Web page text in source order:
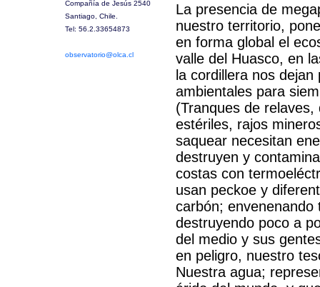
La presencia de
nuestro territorio,
en forma global el
valle del Huasco, en
la cordillera nos dejan
ambientales para
(Tranques de relaves,
estériles, rajos
saquear necesitan
destruyen y
costas con
usan peckoe y
carbón; envenenando
destruyendo poco a
del medio y sus
en peligro, nuestro
Nuestra agua;